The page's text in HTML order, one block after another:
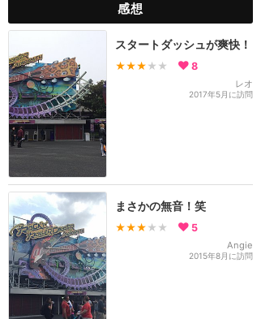
感想
スタートダッシュが爽快！
★★★ ★★ 8
レオ
2017年5月に訪問
まさかの無音！笑
★★★ ★★ 5
Angie
2015年8月に訪問